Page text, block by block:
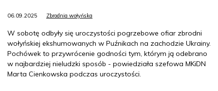
06.09.2025 Zbrodnia wołyńska
W sobotę odbyły się uroczystości pogrzebowe ofiar zbrodni
wołyńskiej ekshumowanych w Puźnikach na zachodzie Ukrainy.
Pochówek to przywrócenie godności tym, którym ją odebrano
w najbardziej nieludzki sposób - powiedziała szefowa MKiDN
Marta Cienkowska podczas uroczystości.